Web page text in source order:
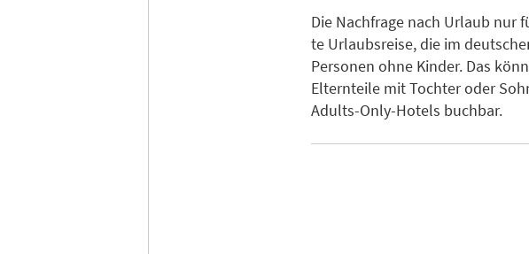
Die Nachfrage nach Urlaub nur
te Urlaubsreise, die im
Personen ohne Kinder. Das
Elternteile mit Tochter oder
Adults-Only-Hotels buchbar.